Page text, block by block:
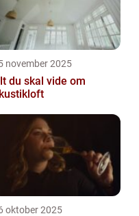
november 2025
du skal vide om
oktober 2025